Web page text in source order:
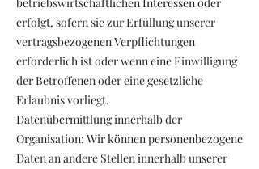
erfolgt, sofern sie zur Erfüllung unserer
vertragsbezogenen Verpflichtungen
erforderlich ist oder wenn eine Einwilligung
der Betroffenen oder eine gesetzliche
Erlaubnis vorliegt.
Datenübermittlung innerhalb der
Organisation: Wir können personenbezogene
Daten an andere Stellen innerhalb unserer